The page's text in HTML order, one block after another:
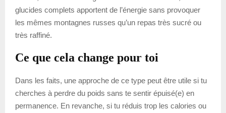
glucides complets apportent de l’énergie sans provoquer
les mêmes montagnes russes qu’un repas très sucré ou
très raffiné.
Ce que cela change pour toi
Dans les faits, une approche de ce type peut être utile si tu
cherches à perdre du poids sans te sentir épuisé(e) en
permanence. En revanche, si tu réduis trop les calories ou